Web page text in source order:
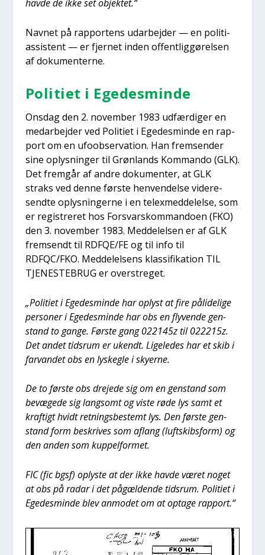
hav­de de ikke set objek­tet.“
Nav­net på rap­por­tens udar­bej­der — en poli­ti­
as­si­stent — er fjer­net inden offent­lig­gø­rel­sen
af doku­men­ter­ne.
Poli­ti­et i Ege­des­min­de
Ons­dag den 2. novem­ber 1983 udfær­di­ger en
med­ar­bej­der ved Poli­ti­et i Ege­des­min­de en rap­
port om en ufoob­ser­va­tion. Han frem­sen­der
sine oplys­nin­ger til Grøn­lands Kom­man­do (GLK).
Det frem­går af andre doku­men­ter, at GLK
straks ved den­ne før­ste hen­ven­del­se vide­re­
send­te oplys­nin­ger­ne i en tele­x­med­del­el­se, som
er regi­stre­ret hos For­svarskom­man­do­en (FKO)
den 3. novem­ber 1983. Med­del­el­sen er af GLK
frem­sendt til RDFQE/FE og til info til
RDFQC/FKO. Med­del­el­sens klas­si­fi­ka­tion TIL
TJENESTEBRUG er over­stre­get.
„Poli­ti­et i Ege­des­min­de har oplyst at fire påli­de­li­ge
per­so­ner i Ege­des­min­de har obs en fly­ven­de gen­
stand to gan­ge. Før­ste gang 022145z til 022215z.
Det andet tids­rum er ukendt. Lige­le­des har et skib i
far­van­det obs en lyskeg­le i sky­er­ne.
De to før­ste obs dre­je­de sig om en gen­stand som
bevæ­ge­de sig lang­somt og viste røde lys samt et
kraf­tigt hvidt ret­nings­be­stemt lys. Den før­ste gen­
stand form beskri­ves som aflang (luftskibs­form) og
den anden som kup­pel­for­met.
FIC (fic bgsf) oply­ste at der ikke hav­de været noget
at obs på radar i det pågæl­den­de tids­rum. Poli­ti­et i
Ege­des­min­de blev anmo­det om at opta­ge rap­port.“